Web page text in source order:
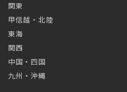
関東
甲信越・北陸
東海
関西
中国・四国
九州・沖縄